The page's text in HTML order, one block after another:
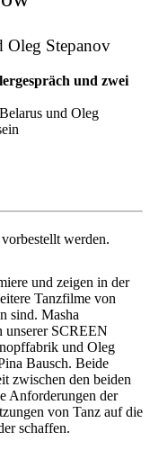
Oleg Stepanov
und zwei
und Oleg
vorbestellt werden.
und zeigen in der
Tanzfilme von
sind. Masha
unserer SCREEN
und Oleg
Bausch. Beide
zwischen den beiden
Anforderungen der
von Tanz auf die
schaffen.